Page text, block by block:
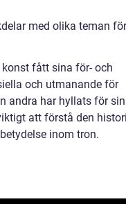
med olika teman
fått sina för- och
och utmanande för
andra har hyllats för sin
att förstå den
inom tron.